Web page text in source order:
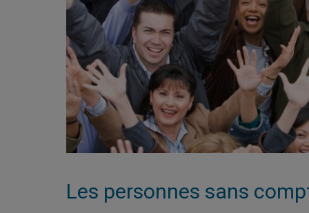
Les personnes sans